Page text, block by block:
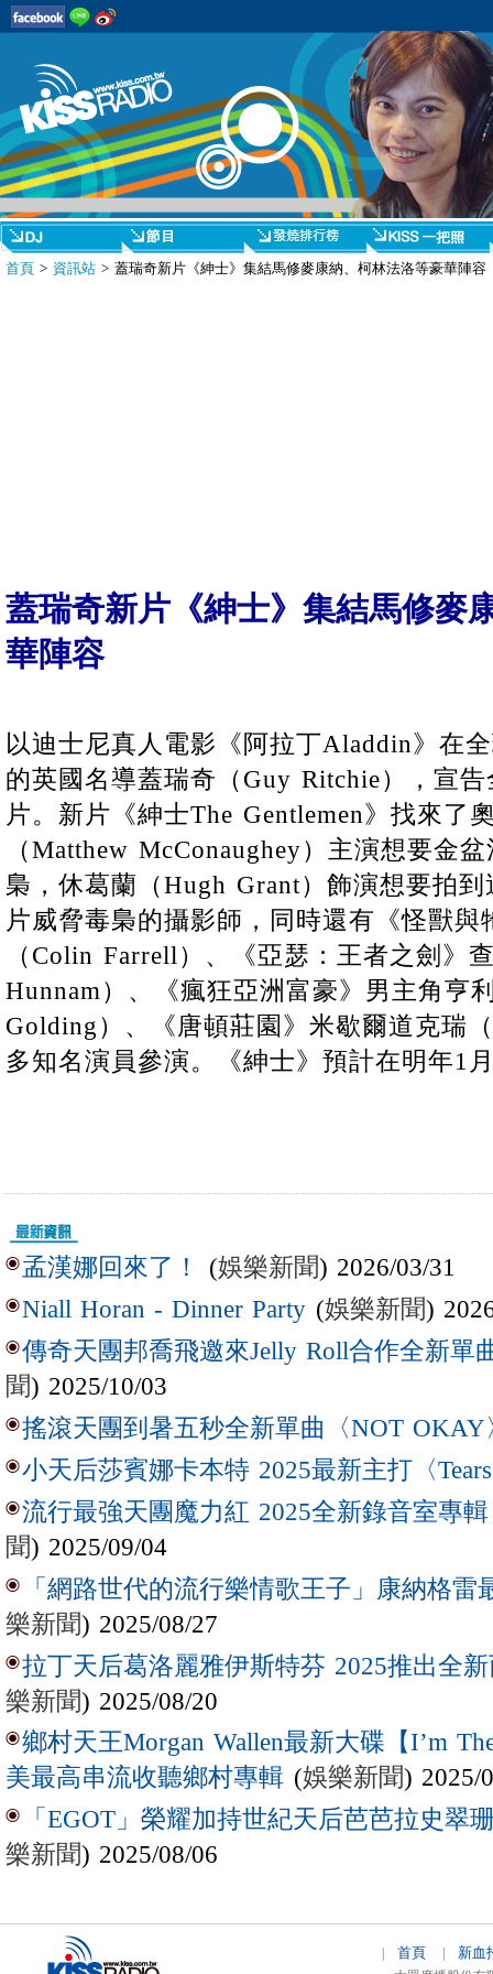
首頁 > 資訊站 > 蓋瑞奇新片《紳士》集結馬修麥康納、柯林法洛等豪華陣容
蓋瑞奇新片《紳士》集結馬修麥
華陣容
以迪士尼真人電影《阿拉丁Aladdin》在
的英國名導蓋瑞奇（Guy Ritchie），宣
片。新片《紳士The Gentlemen》找來了
（Matthew McConaughey）主演想要金
梟，休葛蘭（Hugh Grant）飾演想要拍
片威脅毒梟的攝影師，同時還有《怪獸
（Colin Farrell）、《亞瑟：王者之劍》
Hunnam）、《瘋狂亞洲富豪》男主角亨
Golding）、《唐頓莊園》米歇爾道克瑞
多知名演員參演。《紳士》預計在明年1
孟漢娜回來了！ (娛樂新聞) 2026/03/31
Niall Horan - Dinner Party (娛樂新聞)
傳奇天團邦喬飛邀來Jelly Roll合作全新單
聞) 2025/10/03
搖滾天團到暑五秒全新單曲〈NOT OKAY
小天后莎賓娜卡本特 2025最新主打〈
流行最強天團魔力紅 2025全新錄音室專
聞) 2025/09/04
「網路世代的流行樂情歌王子」康納格雷
樂新聞) 2025/08/27
拉丁天后葛洛麗雅伊斯特芬 2025推出全新
樂新聞) 2025/08/20
鄉村天王Morgan Wallen最新大碟【I’m
美最高串流收聽鄉村專輯 (娛樂新聞) 2025/
「EGOT」榮耀加持世紀天后芭芭拉史翠
樂新聞) 2025/08/06
首頁 新血